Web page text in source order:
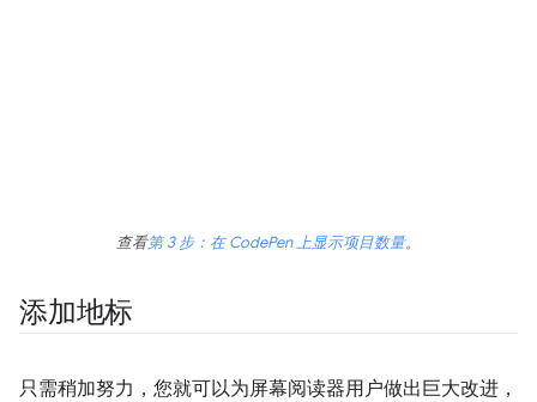
查看第 3 步：在 CodePen 上显示项目数量。
添加地标
只需稍加努力，您就可以为屏幕阅读器用户做出巨大改进，